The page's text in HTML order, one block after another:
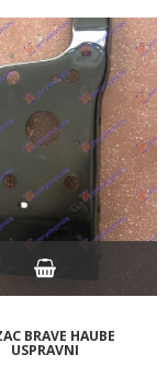
BRAVE HAUBE
USPRAVNI